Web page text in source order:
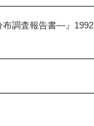
布調査報告書―』1992